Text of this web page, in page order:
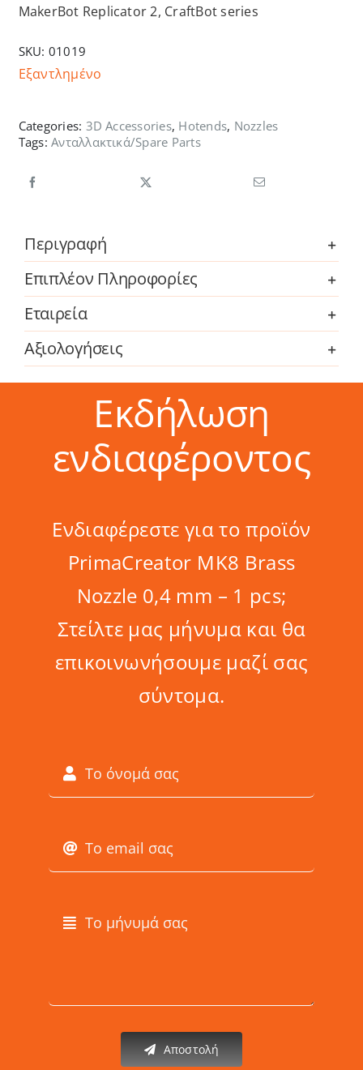
MakerBot Replicator 2, CraftBot series
SKU: 01019
Εξαντλημένο
Categories: 3D Accessories, Hotends, Nozzles
Tags:Ανταλλακτικά/Spare Parts
Περιγραφή
Επιπλέον Πληροφορίες
Εταιρεία
Αξιολογήσεις
Εκδήλωση
ενδιαφέροντος
Ενδιαφέρεστε για το προϊόν
PrimaCreator MK8 Brass
Nozzle 0,4 mm – 1 pcs;
Στείλτε μας μήνυμα και θα
επικοινωνήσουμε μαζί σας
σύντομα.
Αποστολή